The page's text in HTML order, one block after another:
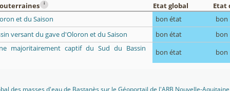
i Etat global
Etat
et du Saison
bon état
bon
versant du gave d'Oloron et du Saison
bon état
bon
majoritairement captif du Sud du Bassin
bon état bon